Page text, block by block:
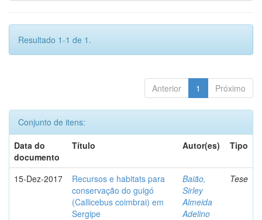
Resultado 1-1 de 1.
Anterior 1 Próximo
Conjunto de itens:
Data do
documento
Título Autor(es) Tipo
15-Dez-2017
Recursos e habitats para
conservação do guigó
(Callicebus coimbrai) em
Sergipe
Baião,
Sirley
Almeida
Adelino
Tese